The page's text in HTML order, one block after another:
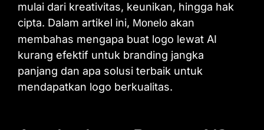
mulai dari kreativitas, keunikan, hingga hak
cipta. Dalam artikel ini, Monelo akan
membahas mengapa buat logo lewat AI
kurang efektif untuk branding jangka
panjang dan apa solusi terbaik untuk
mendapatkan logo berkualitas.